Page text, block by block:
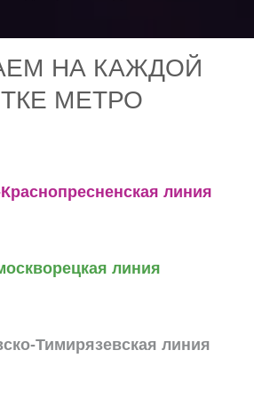
НА КАЖДОЙ
МЕТРО
линия
линия
Тимирязевская линия